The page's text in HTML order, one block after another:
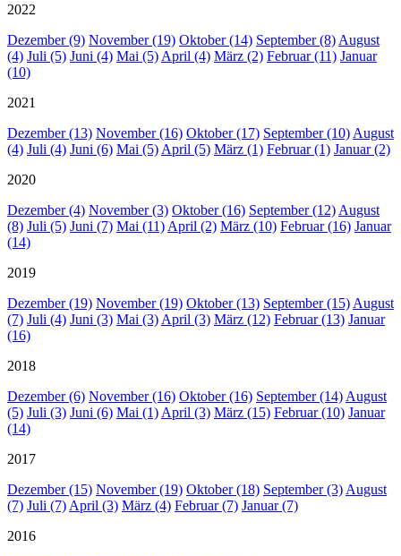
2022
Dezember (9) November (19) Oktober (14) September (8) August
(4) Juli (5) Juni (4) Mai (5) April (4) März (2) Februar (11) Januar
(10)
2021
Dezember (13) November (16) Oktober (17) September (10) August
(4) Juli (4) Juni (6) Mai (5) April (5) März (1) Februar (1) Januar (2)
2020
Dezember (4) November (3) Oktober (16) September (12) August
(8) Juli (5) Juni (7) Mai (11) April (2) März (10) Februar (16) Januar
(14)
2019
Dezember (19) November (19) Oktober (13) September (15) August
(7) Juli (4) Juni (3) Mai (3) April (3) März (12) Februar (13) Januar
(16)
2018
Dezember (6) November (16) Oktober (16) September (14) August
(5) Juli (3) Juni (6) Mai (1) April (3) März (15) Februar (10) Januar
(14)
2017
Dezember (15) November (19) Oktober (18) September (3) August
(7) Juli (7) April (3) März (4) Februar (7) Januar (7)
2016